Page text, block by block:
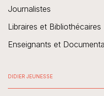
Journalistes
Libraires et Bibliothécaires
Enseignants et
DIDIER JEUNESSE